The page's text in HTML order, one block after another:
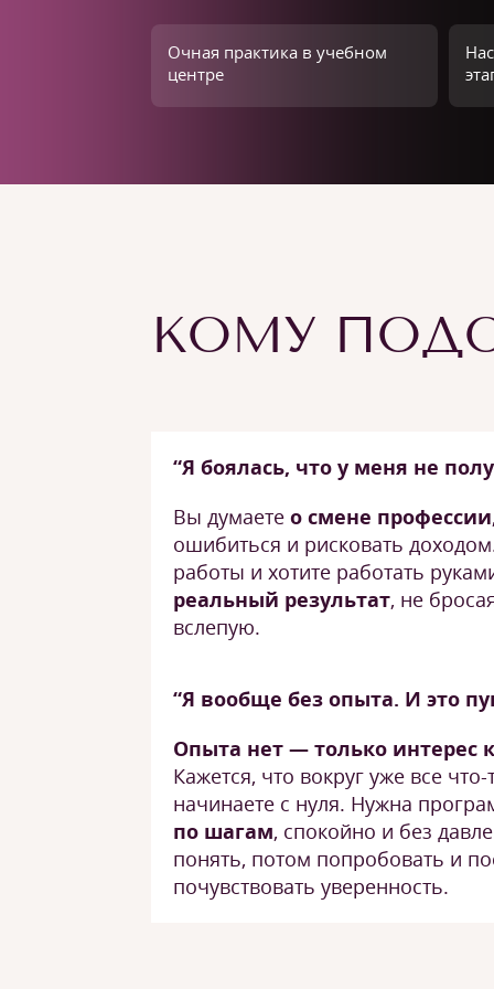
Очная практика в учебном
центре
КОМУ
“Я боялась, что у меня не
Вы думаете о смене профессии
ошибиться и рисковать
работы и хотите работать
реальный результат, не
вслепую.
“Я вообще без опыта. И это
Опыта нет — только интерес
Кажется, что вокруг уже все
начинаете с нуля. Нужна
по шагам, спокойно и без
понять, потом попробовать и
почувствовать уверенность.